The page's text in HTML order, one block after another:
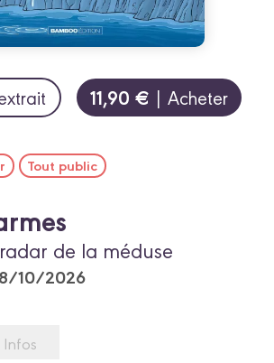
11,90 € | Acheter
Tout public
de la méduse
10/2026
Infos